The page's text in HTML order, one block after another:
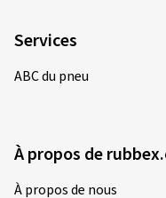
Services
ABC du pneu
À propos de
À propos de nous